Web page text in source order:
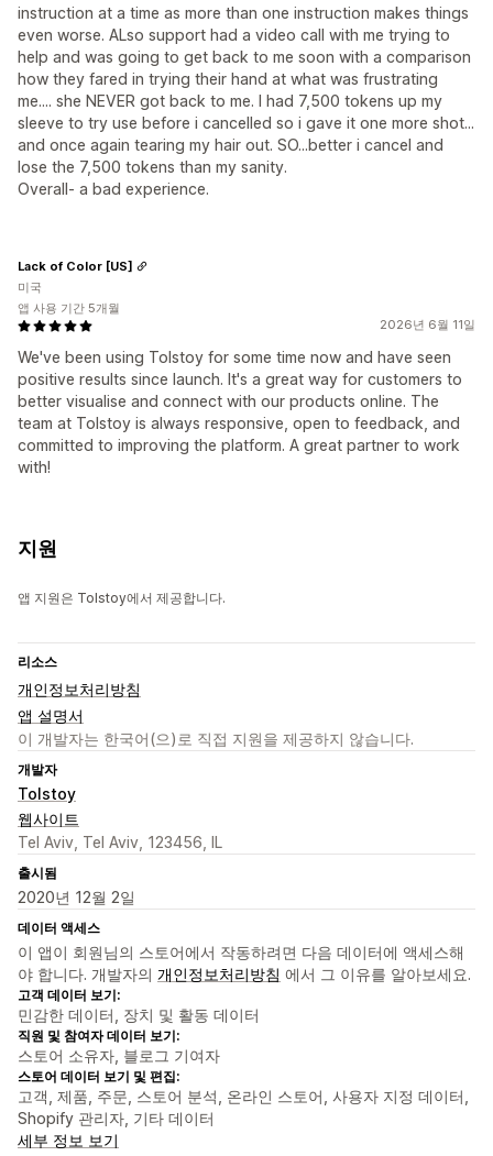
instruction at a time as more than one instruction makes things
even worse. ALso support had a video call with me trying to
help and was going to get back to me soon with a comparison
how they fared in trying their hand at what was frustrating
me.... she NEVER got back to me. I had 7,500 tokens up my
sleeve to try use before i cancelled so i gave it one more shot...
and once again tearing my hair out. SO...better i cancel and
lose the 7,500 tokens than my sanity.
Overall- a bad experience.
2026년 6월 11일
We've been using Tolstoy for some time now and have seen
positive results since launch. It's a great way for customers to
better visualise and connect with our products online. The
team at Tolstoy is always responsive, open to feedback, and
committed to improving the platform. A great partner to work
with!
Lack of Color [US]
미국
앱 사용 기간 5개월
지원
앱 지원은 Tolstoy에서 제공합니다.
리소스
개인정보처리방침
앱 설명서
이 개발자는 한국어(으)로 직접 지원을 제공하지 않습니다.
개발자
Tolstoy
웹사이트
Tel Aviv, Tel Aviv, 123456, IL
출시됨
2020년 12월 2일
데이터 액세스
이 앱이 회원님의 스토어에서 작동하려면 다음 데이터에 액세스해
야 합니다. 개발자의 개인정보처리방침 에서 그 이유를 알아보세요.
고객 데이터 보기:
민감한 데이터, 장치 및 활동 데이터
직원 및 참여자 데이터 보기:
스토어 소유자, 블로그 기여자
스토어 데이터 보기 및 편집:
고객, 제품, 주문, 스토어 분석, 온라인 스토어, 사용자 지정 데이터,
Shopify 관리자, 기타 데이터
세부 정보 보기